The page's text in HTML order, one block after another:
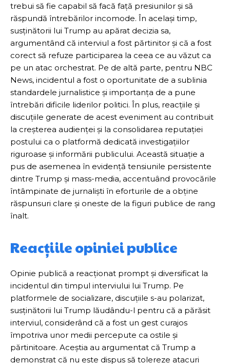
trebui să fie capabil să facă față presiunilor și să
răspundă întrebărilor incomode. În același timp,
susținătorii lui Trump au apărat decizia sa,
argumentând că interviul a fost părtinitor și că a fost
corect să refuze participarea la ceea ce au văzut ca
pe un atac orchestrat. Pe de altă parte, pentru NBC
News, incidentul a fost o oportunitate de a sublinia
standardele jurnalistice și importanța de a pune
întrebări dificile liderilor politici. În plus, reacțiile și
discuțiile generate de acest eveniment au contribuit
la creșterea audienței și la consolidarea reputației
postului ca o platformă dedicată investigațiilor
riguroase și informării publicului. Această situație a
pus de asemenea în evidență tensiunile persistente
dintre Trump și mass-media, accentuând provocările
întâmpinate de jurnaliști în eforturile de a obține
răspunsuri clare și oneste de la figuri publice de rang
înalt.
Reacțiile opiniei publice
Opinie publică a reacționat prompt și diversificat la
incidentul din timpul interviului lui Trump. Pe
platformele de socializare, discuțiile s-au polarizat,
susținătorii lui Trump lăudându-l pentru că a părăsit
interviul, considerând că a fost un gest curajos
împotriva unor medii percepute ca ostile și
părtinitoare. Aceștia au argumentat că Trump a
demonstrat că nu este dispus să tolereze atacuri